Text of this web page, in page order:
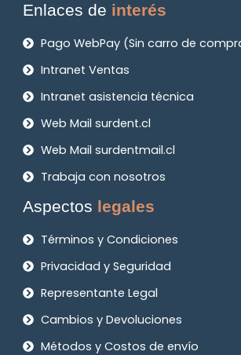
Enlaces de interés
Pago WebPay (Sin carro de
Intranet Ventas
Intranet asistencia técnica
Web Mail surdent.cl
Web Mail surdentmail.cl
Trabaja con nosotros
Aspectos legales
Términos y Condiciones
Privacidad y Seguridad
Representante Legal
Cambios y Devoluciones
Métodos y Costos de envío